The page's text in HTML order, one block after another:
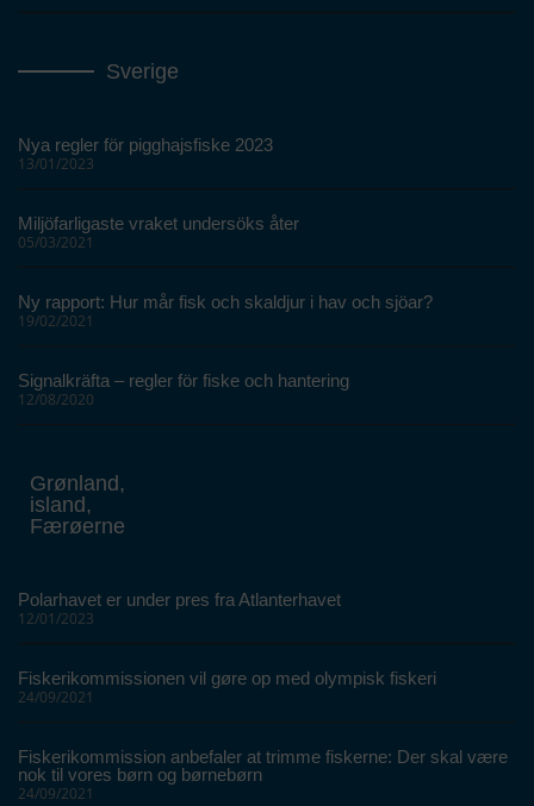
Sverige
Nya regler för pigghajsfiske 2023
13/01/2023
Miljöfarligaste vraket undersöks åter
05/03/2021
Ny rapport: Hur mår fisk och skaldjur i hav och sjöar?
19/02/2021
Signalkräfta – regler för fiske och hantering
12/08/2020
Grønland,
island,
Færøerne
Polarhavet er under pres fra Atlanterhavet
12/01/2023
Fiskerikommissionen vil gøre op med olympisk fiskeri
24/09/2021
Fiskerikommission anbefaler at trimme fiskerne: Der skal være
nok til vores børn og børnebørn
24/09/2021